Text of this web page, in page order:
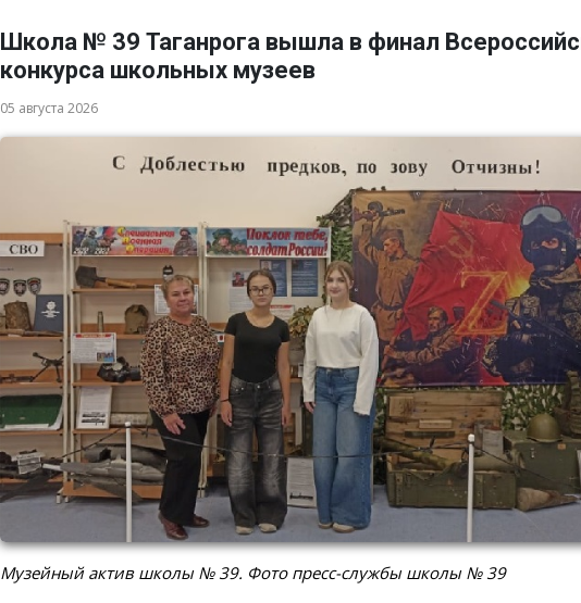
Школа № 39 Таганрога вышла в финал
конкурса школьных музеев
05 августа 2026
Музейный актив школы № 39. Фото пресс-службы школы № 39